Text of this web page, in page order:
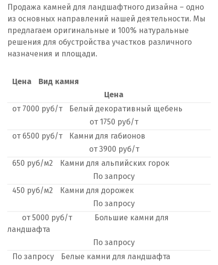
Курск
Кушва
Лангепас
Липецк
М
Магнитогорск
Махачкала
Мегион
Продажа камней для ландшафтного дизайна – одно
из основных направлений нашей деятельности. Мы
предлагаем оригинальные и 100% натуральные
решения для обустройства участков различного
назначения и площади.
Цена
Вид камня
Цена
от 7000 руб/т
Белый декоративный щебень
от 1750 руб/т
от 6500 руб/т
Камни для габионов
от 3900 руб/т
650 руб/м2
Камни для альпийских горок
По запросу
450 руб/м2
Камни для дорожек
По запросу
от 5000 руб/т
Большие камни для
ландшафта
По запросу
По запросу
Белые камни для ландшафта